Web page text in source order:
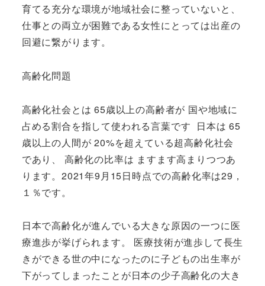
育てる充分な環境が地域社会に整っていないと、
仕事との両立が困難である女性にとっては出産の
回避に繋がります。
高齢化問題
高齢化社会とは 65歳以上の高齢者が 国や地域に
占める割合を指して使われる言葉です 日本は 65
歳以上の人間が 20%を超えている超高齢化社会
であり、 高齢化の比率は ますます高まりつつあ
ります。2021年9月15日時点での高齢化率は29，
１％です。
日本で高齢化が進んでいる大きな原因の一つに医
療進歩が挙げられます。 医療技術が進歩して長生
きができる世の中になったのに子どもの出生率が
下がってしまったことが日本の少子高齢化の大き